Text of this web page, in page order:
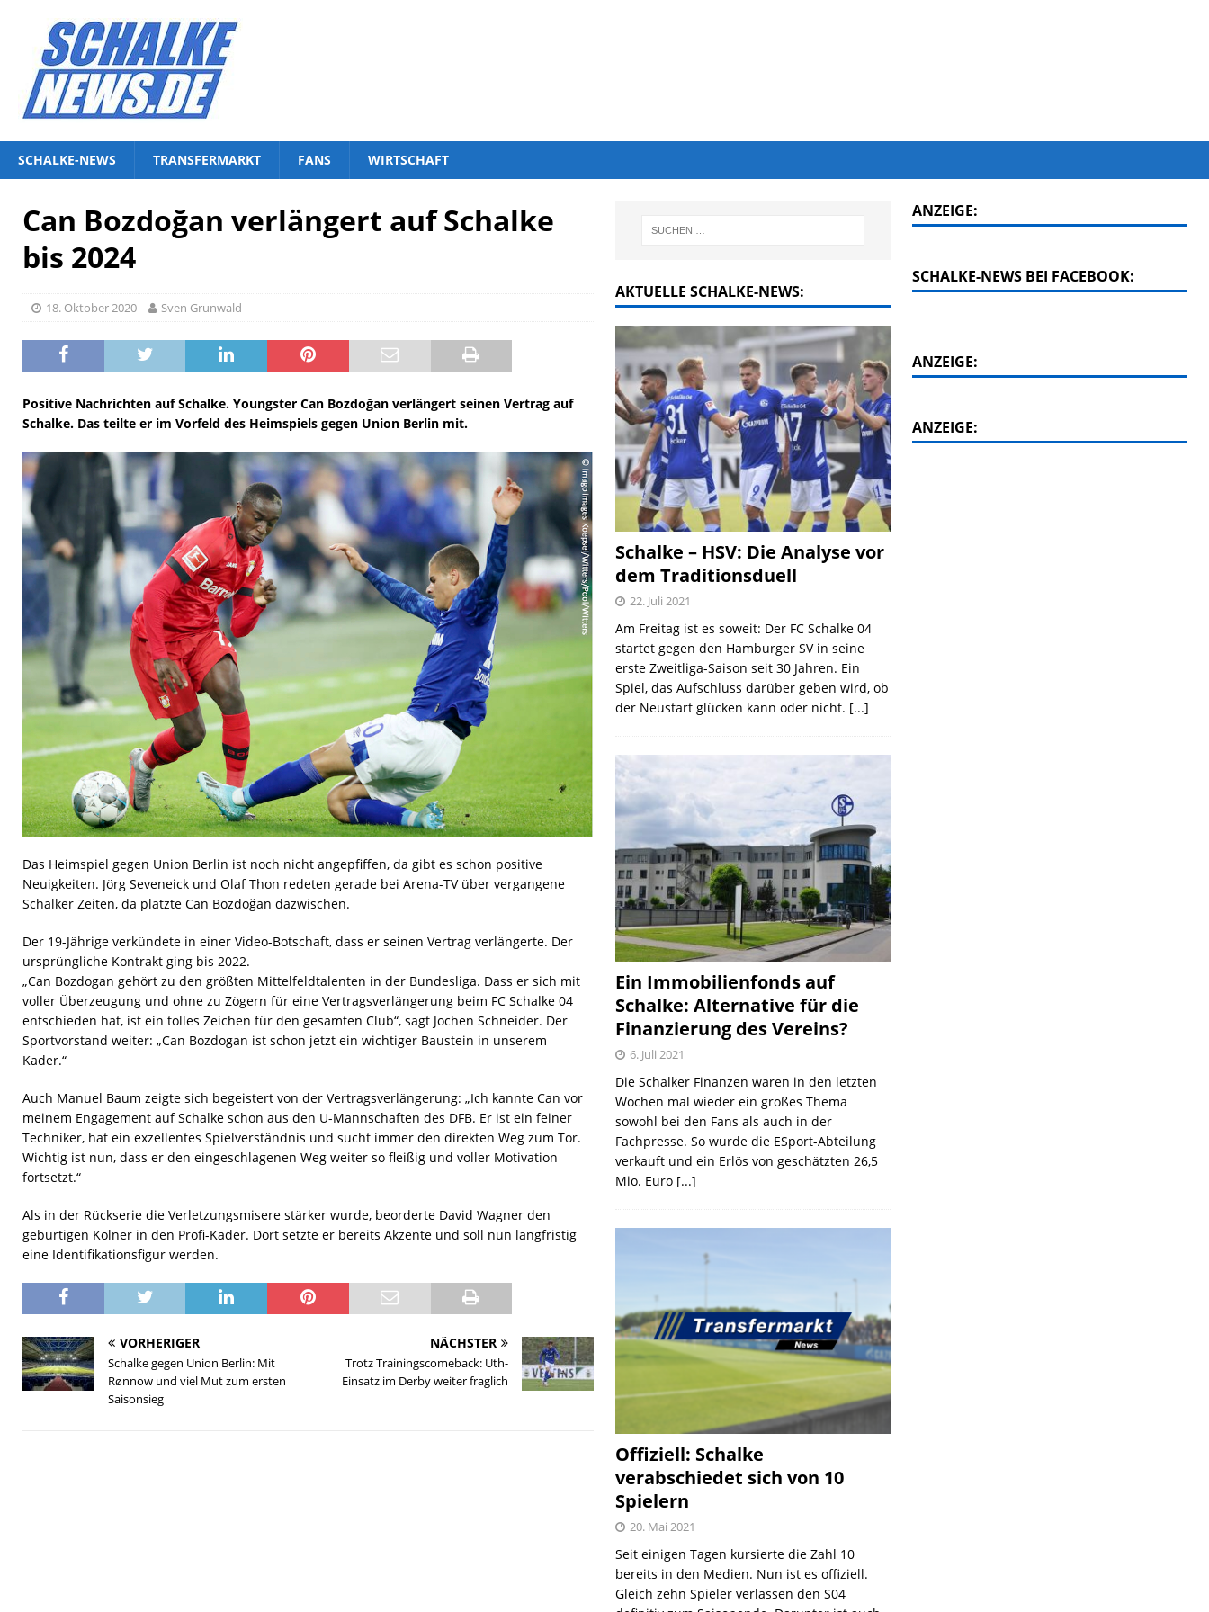
SCHALKE-NEWS TRANSFERMARKT FANS WIRTSCHAFT
Can Bozdoğan verlängert auf Schalke
bis 2024
18. Oktober 2020 Sven Grunwald
Positive Nachrichten auf Schalke. Youngster Can Bozdoğan verlängert seinen Vertrag auf
Schalke. Das teilte er im Vorfeld des Heimspiels gegen Union Berlin mit.
Das Heimspiel gegen Union Berlin ist noch nicht angepfiffen, da gibt es schon positive
Neuigkeiten. Jörg Seveneick und Olaf Thon redeten gerade bei Arena-TV über vergangene
Schalker Zeiten, da platzte Can Bozdoğan dazwischen.
Der 19-Jährige verkündete in einer Video-Botschaft, dass er seinen Vertrag verlängerte. Der
ursprüngliche Kontrakt ging bis 2022.
„Can Bozdogan gehört zu den größten Mittelfeldtalenten in der Bundesliga. Dass er sich mit
voller Überzeugung und ohne zu Zögern für eine Vertragsverlängerung beim FC Schalke 04
entschieden hat, ist ein tolles Zeichen für den gesamten Club“, sagt Jochen Schneider. Der
Sportvorstand weiter: „Can Bozdogan ist schon jetzt ein wichtiger Baustein in unserem
Kader.“
Auch Manuel Baum zeigte sich begeistert von der Vertragsverlängerung: „Ich kannte Can vor
meinem Engagement auf Schalke schon aus den U-Mannschaften des DFB. Er ist ein feiner
Techniker, hat ein exzellentes Spielverständnis und sucht immer den direkten Weg zum Tor.
Wichtig ist nun, dass er den eingeschlagenen Weg weiter so fleißig und voller Motivation
fortsetzt.“
Als in der Rückserie die Verletzungsmisere stärker wurde, beorderte David Wagner den
gebürtigen Kölner in den Profi-Kader. Dort setzte er bereits Akzente und soll nun langfristig
eine Identifikationsfigur werden.
VORHERIGER
Schalke gegen Union Berlin: Mit
Rønnow und viel Mut zum ersten
Saisonsieg
NÄCHSTER
Trotz Trainingscomeback: Uth-
Einsatz im Derby weiter fraglich
AKTUELLE SCHALKE-NEWS:
Schalke – HSV: Die Analyse vor
dem Traditionsduell
22. Juli 2021
Am Freitag ist es soweit: Der FC Schalke 04
startet gegen den Hamburger SV in seine
erste Zweitliga-Saison seit 30 Jahren. Ein
Spiel, das Aufschluss darüber geben wird, ob
der Neustart glücken kann oder nicht. [...]
Ein Immobilienfonds auf
Schalke: Alternative für die
Finanzierung des Vereins?
6. Juli 2021
Die Schalker Finanzen waren in den letzten
Wochen mal wieder ein großes Thema
sowohl bei den Fans als auch in der
Fachpresse. So wurde die ESport-Abteilung
verkauft und ein Erlös von geschätzten 26,5
Mio. Euro [...]
Offiziell: Schalke
verabschiedet sich von 10
Spielern
20. Mai 2021
Seit einigen Tagen kursierte die Zahl 10
bereits in den Medien. Nun ist es offiziell.
Gleich zehn Spieler verlassen den S04
ANZEIGE:
SCHALKE-NEWS BEI FACEBOOK:
ANZEIGE:
ANZEIGE: